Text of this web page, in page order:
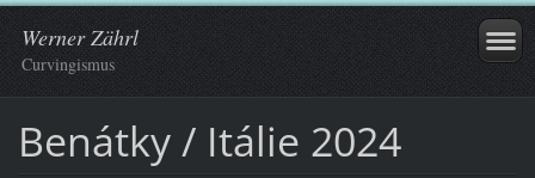
Werner Zährl
Curvingismus
Benátky / Itálie 2024